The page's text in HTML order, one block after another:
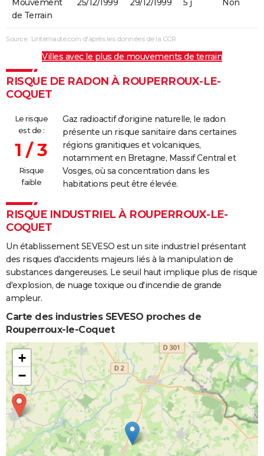
Mouvement
de Terrain
25/12/1999 29/12/1999 5 j Non
Source : Linternaute.com d'après les données de la CCR
Villes avec le plus de mouvements de terrain
RISQUE DE RADON À ROUPERROUX-LE-
COQUET
Le risque
est de :
1 / 3
Risque
faible
Gaz radioactif d'origine naturelle, le radon
présente un risque sanitaire dans certaines
régions granitiques et volcaniques,
notamment en Bretagne, Massif Central et
Vosges, où sa concentration dans les
habitations peut être élevée.
RISQUE INDUSTRIEL À ROUPERROUX-LE-
COQUET
Un établissement SEVESO est un site industriel présentant
des risques d'accidents majeurs liés à la manipulation de
substances dangereuses. Le seuil haut implique plus de risque
d'explosion, de nuage toxique ou d'incendie de grande
ampleur.
Carte des industries SEVESO proches de
Rouperroux-le-Coquet
+
−